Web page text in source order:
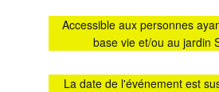
Accessible aux personnes
base vie et/ou au jardin
La date de l'événement est